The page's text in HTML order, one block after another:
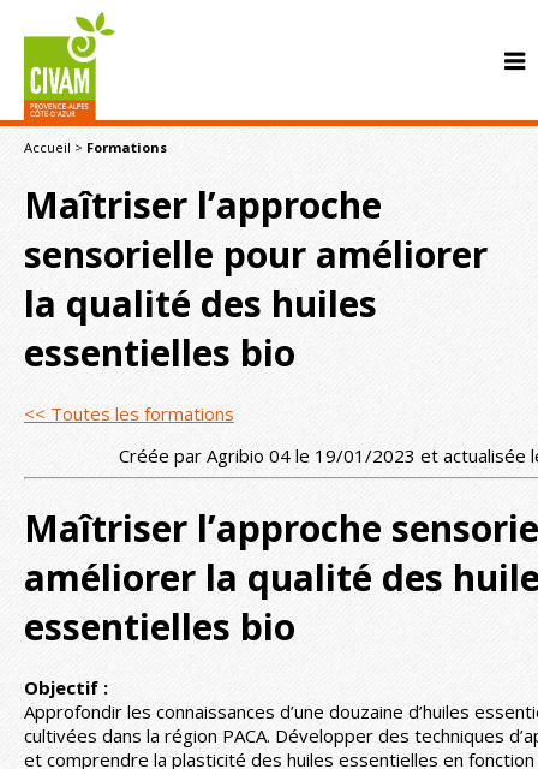
Accueil > Formations
Maîtriser l’approche
sensorielle pour améliorer
la qualité des huiles
essentielles bio
<< Toutes les formations
Créée par Agribio 04 le 19/01/2023 et actualisée
Maîtriser l’approche
améliorer la qualité des
essentielles bio
Objectif :
Approfondir les connaissances d’une douzaine d’huiles
cultivées dans la région PACA. Développer des techniques
et comprendre la plasticité des huiles essentielles en